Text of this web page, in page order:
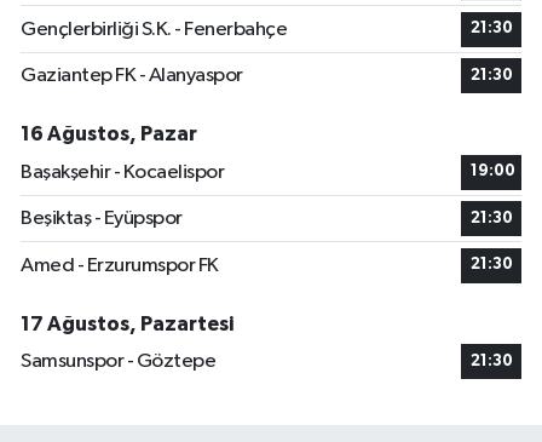
Gençlerbirliği S.K. - Fenerbahçe 21:30
Gaziantep FK - Alanyaspor 21:30
16 Ağustos, Pazar
Başakşehir - Kocaelispor
19:00
Beşiktaş - Eyüpspor 21:30
Amed - Erzurumspor FK 21:30
17 Ağustos, Pazartesi
Samsunspor - Göztepe
21:30